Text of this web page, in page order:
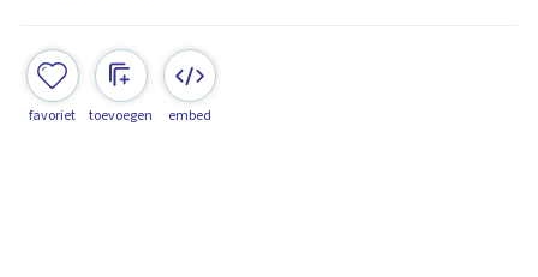
favoriet toevoegen embed